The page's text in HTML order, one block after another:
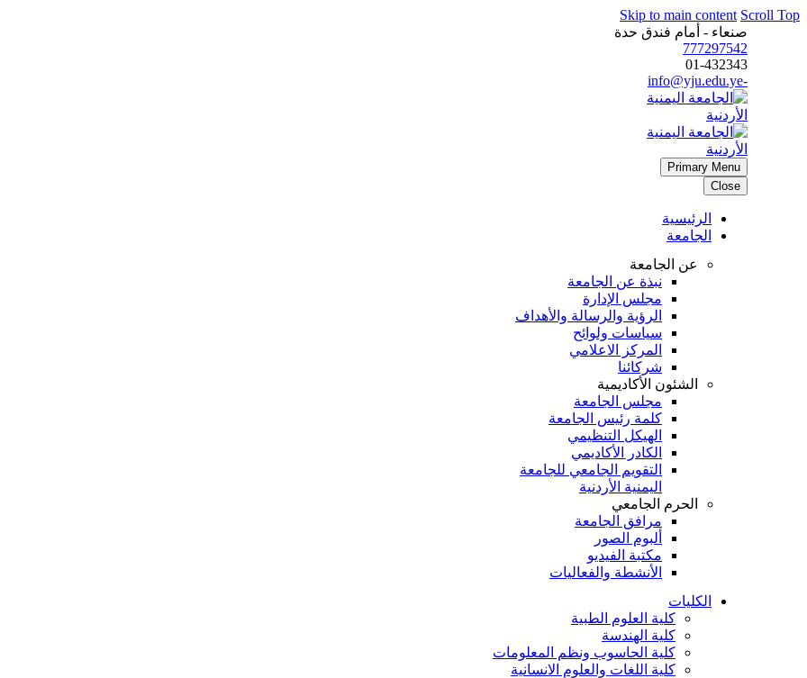
Skip to main content Scroll Top
صنعاء - أمام فندق حدة
777297542
01-432343
-info@yju.edu.ye
Primary Menu
Close
الرئيسية
الجامعة
عن الجامعة
نبذة عن الجامعة
مجلس الإدارة
الرؤية والرسالة والأهداف
سياسات ولوائح
المركز الاعلامي
شركائنا
الشئون الأكاديمية
مجلس الجامعة
كلمة رئيس الجامعة
الهيكل التنظيمي
الكادر الأكاديمي
التقويم الجامعي للجامعة
اليمنية الأردنية
الحرم الجامعي
مرافق الجامعة
ألبوم الصور
مكتبة الفيديو
الأنشطة والفعاليات
الكليات
كلية العلوم الطبية
كلية الهندسة
كلية الحاسوب ونظم المعلومات
كلية اللغات والعلوم الانسانية